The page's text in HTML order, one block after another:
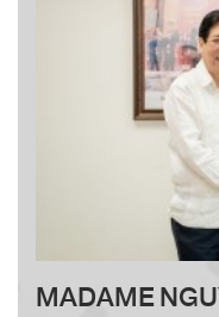
MADAME